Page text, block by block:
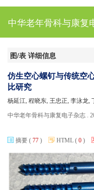
中华老年骨科与康复
图/表 详细信息
仿生空心螺钉与传统空
比研究
杨延江, 程晓东, 王忠正, 李泳龙,
中华老年骨科与康复电子杂志 .
摘要 ( 77 ) HTML ( 0 )